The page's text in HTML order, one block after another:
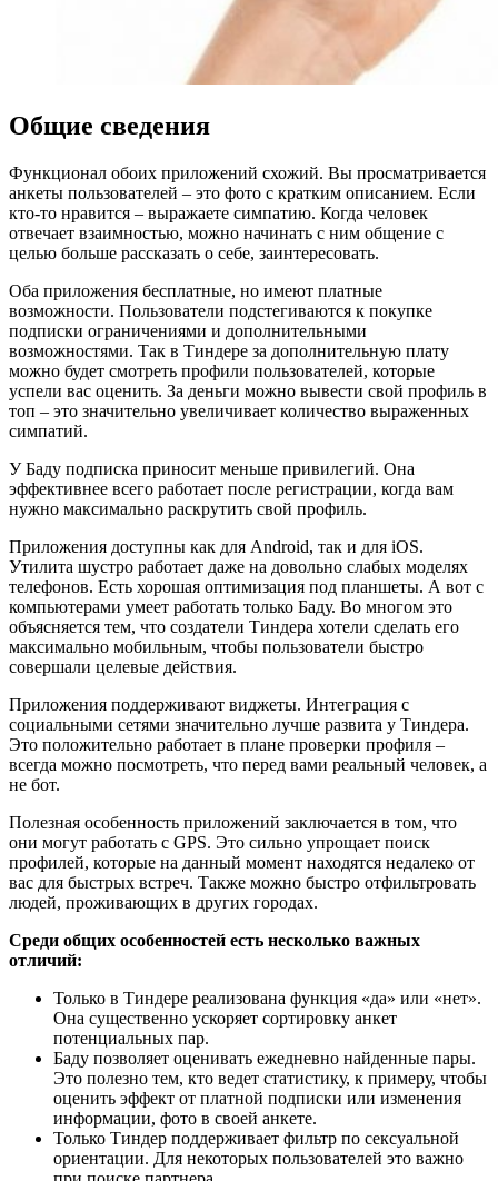
Общие сведения
Функционал обоих приложений схожий. Вы просматривается
анкеты пользователей – это фото с кратким описанием. Если
кто-то нравится – выражаете симпатию. Когда человек
отвечает взаимностью, можно начинать с ним общение с
целью больше рассказать о себе, заинтересовать.
Оба приложения бесплатные, но имеют платные
возможности. Пользователи подстегиваются к покупке
подписки ограничениями и дополнительными
возможностями. Так в Тиндере за дополнительную плату
можно будет смотреть профили пользователей, которые
успели вас оценить. За деньги можно вывести свой профиль в
топ – это значительно увеличивает количество выраженных
симпатий.
У Баду подписка приносит меньше привилегий. Она
эффективнее всего работает после регистрации, когда вам
нужно максимально раскрутить свой профиль.
Приложения доступны как для Android, так и для iOS.
Утилита шустро работает даже на довольно слабых моделях
телефонов. Есть хорошая оптимизация под планшеты. А вот с
компьютерами умеет работать только Баду. Во многом это
объясняется тем, что создатели Тиндера хотели сделать его
максимально мобильным, чтобы пользователи быстро
совершали целевые действия.
Приложения поддерживают виджеты. Интеграция с
социальными сетями значительно лучше развита у Тиндера.
Это положительно работает в плане проверки профиля –
всегда можно посмотреть, что перед вами реальный человек, а
не бот.
Полезная особенность приложений заключается в том, что
они могут работать с GPS. Это сильно упрощает поиск
профилей, которые на данный момент находятся недалеко от
вас для быстрых встреч. Также можно быстро отфильтровать
людей, проживающих в других городах.
Среди общих особенностей есть несколько важных
отличий:
Только в Тиндере реализована функция «да» или «нет».
Она существенно ускоряет сортировку анкет
потенциальных пар.
Баду позволяет оценивать ежедневно найденные пары.
Это полезно тем, кто ведет статистику, к примеру, чтобы
оценить эффект от платной подписки или изменения
информации, фото в своей анкете.
Только Тиндер поддерживает фильтр по сексуальной
ориентации. Для некоторых пользователей это важно